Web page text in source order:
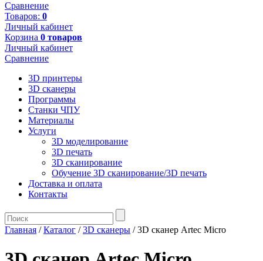
Сравнение
Товаров: 0
Личный кабинет
Корзина 0 товаров
Личный кабинет
Сравнение
3D принтеры
3D сканеры
Программы
Станки ЧПУ
Материалы
Услуги
3D моделирование
3D печать
3D сканирование
Обучение 3D сканирование/3D печать
Доставка и оплата
Контакты
Главная /Каталог /3D сканеры / 3D сканер Artec Micro